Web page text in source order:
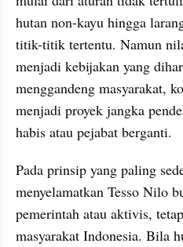
hutan non-kayu hingga
titik-titik tertentu. Namun
menjadi kebijakan yang
menggandeng masyarakat,
menjadi proyek jangka
habis atau pejabat berganti.
Pada prinsip yang paling
menyelamatkan Tesso Nilo
pemerintah atau aktivis,
masyarakat Indonesia. Bila